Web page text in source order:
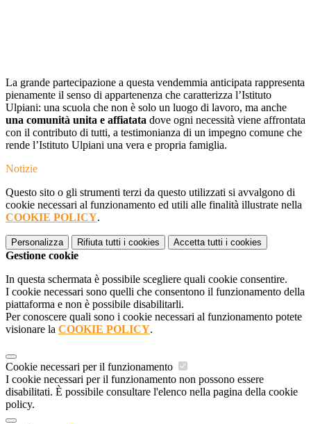
La grande partecipazione a questa vendemmia anticipata rappresenta
pienamente il senso di appartenenza che caratterizza l’Istituto
Ulpiani: una scuola che non è solo un luogo di lavoro, ma anche
una comunità unita e affiatata dove ogni necessità viene affrontata
con il contributo di tutti, a testimonianza di un impegno comune che
rende l’Istituto Ulpiani una vera e propria famiglia.
Notizie
Questo sito o gli strumenti terzi da questo utilizzati si avvalgono di
cookie necessari al funzionamento ed utili alle finalità illustrate nella
COOKIE POLICY.
Personalizza Rifiuta tutti i cookies Accetta tutti i cookies
Gestione cookie
In questa schermata è possibile scegliere quali cookie consentire.
I cookie necessari sono quelli che consentono il funzionamento della
piattaforma e non è possibile disabilitarli.
Per conoscere quali sono i cookie necessari al funzionamento potete
visionare la COOKIE POLICY.
Cookie necessari per il funzionamento
I cookie necessari per il funzionamento non possono essere
disabilitati. È possibile consultare l'elenco nella pagina della cookie
policy.